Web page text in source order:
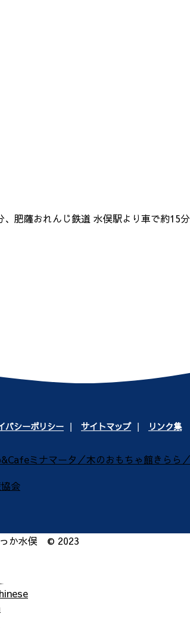
肥薩おれんじ鉄道 水俣駅より車で約15分
バシーポリシー サイトマップ リンク集
か水俣 © 2023